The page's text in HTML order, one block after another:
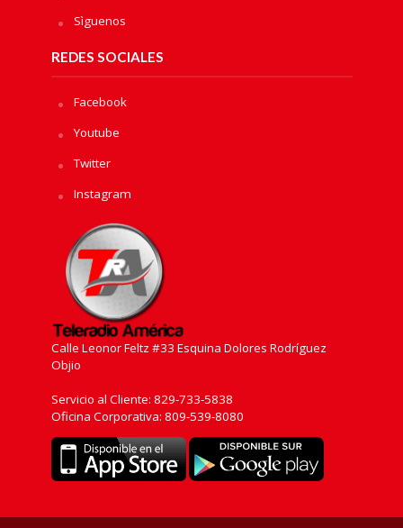
Sìguenos
REDES SOCIALES
Facebook
Youtube
Twitter
Instagram
Calle Leonor Feltz #33 Esquina Dolores Rodríguez
Objio
Servicio al Cliente: 829-733-5838
Oficina Corporativa: 809-539-8080